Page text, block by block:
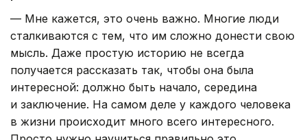
— Мне кажется, это очень важно. Многие люди
сталкиваются с тем, что им сложно донести свою
мысль. Даже простую историю не всегда
получается рассказать так, чтобы она была
интересной: должно быть начало, середина
и заключение. На самом деле у каждого человека
в жизни происходит много всего интересного.